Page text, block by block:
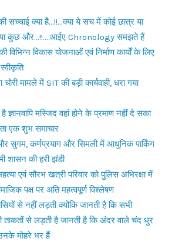
सच्चाई क्या है…!!…क्या ये सच में कोई छात्र या
कुछ और…!!….आईए Chronology समझते हैं
विभिन्न विकास योजनाओं एवं निर्माण कार्यों के लिए
चोरी मामले में SIT की बड़ी कार्यवाही, धरा गया
ज्ञानवापि मस्जिद वहां होने के प्रमाण नहीं दे सका
एक शुभ समाचार
और सुगम, कर्णप्रयाग और सिमली में आधुनिक पार्किंग
शासन की हरी झंडी
एवं सौरभ खत्री परिवार को पुलिस अभिरक्षा में
पक्ष पर अति महत्वपूर्ण विश्लेषण
से नहीं लड़ती क्योंकि जानती है कि सभी
ताकतों से लड़ती है जानती है कि अंदर वाले चंद धुर
मोहरे भर हैं